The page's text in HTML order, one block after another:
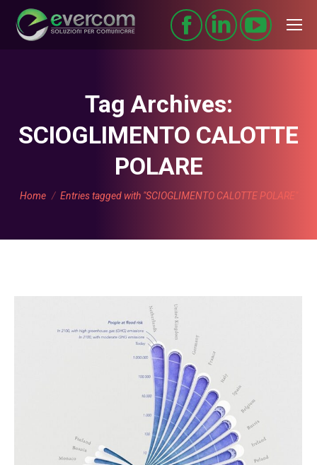
Tag Archives:
SCIOGLIMENTO CALOTTE
POLARE
You are here:
Home Entries tagged with "SCIOGLIMENTO CALOTTE POLARE"